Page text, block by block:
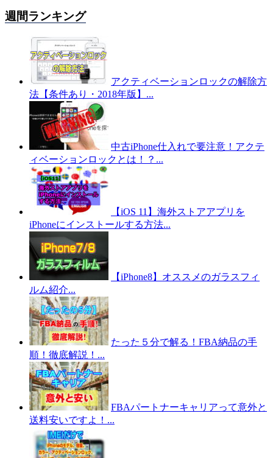
週間ランキング
アクティベーションロックの解除方
法【条件あり・2018年版】...
中古iPhone仕入れで要注意！アクテ
ィベーションロックとは！？...
【iOS 11】海外ストアアプリを
iPhoneにインストールする方法...
【iPhone8】オススメのガラスフィ
ルム紹介...
たった５分で解る！FBA納品の手
順！徹底解説！...
FBAパートナーキャリアって意外と
送料安いですよ！...